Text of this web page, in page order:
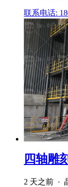
联系电话:
四轴雕
2 天之前 ·